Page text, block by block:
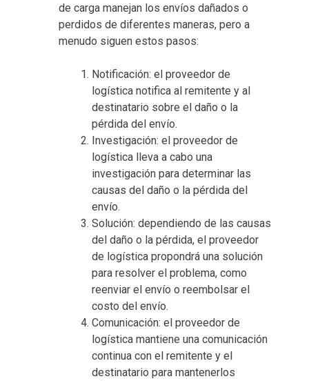
de carga manejan los envíos dañados o
perdidos de diferentes maneras, pero a
menudo siguen estos pasos:
Notificación: el proveedor de
logística notifica al remitente y al
destinatario sobre el daño o la
pérdida del envío.
Investigación: el proveedor de
logística lleva a cabo una
investigación para determinar las
causas del daño o la pérdida del
envío.
Solución: dependiendo de las causas
del daño o la pérdida, el proveedor
de logística propondrá una solución
para resolver el problema, como
reenviar el envío o reembolsar el
costo del envío.
Comunicación: el proveedor de
logística mantiene una comunicación
continua con el remitente y el
destinatario para mantenerlos